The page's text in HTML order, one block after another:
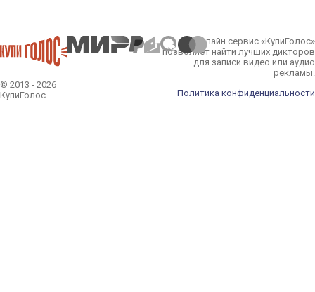
© 2013 - 2026
КупиГолос
Онлайн сервис «КупиГолос»
позволяет найти лучших дикторов
для записи видео или аудио
рекламы.
Политика конфиденциальности